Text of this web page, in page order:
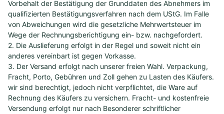
Vorbehalt der Bestätigung der Grunddaten des Abnehmers im
qualifizierten Bestätigungsverfahren nach dem UStG. Im Falle
von Abweichungen wird die gesetzliche Mehrwertsteuer im
Wege der Rechnungsberichtigung ein- bzw. nachgefordert.
2. Die Auslieferung erfolgt in der Regel und soweit nicht ein
anderes vereinbart ist gegen Vorkasse.
3. Der Versand erfolgt nach unserer freien Wahl. Verpackung,
Fracht, Porto, Gebühren und Zoll gehen zu Lasten des Käufers.
wir sind berechtigt, jedoch nicht verpflichtet, die Ware auf
Rechnung des Käufers zu versichern. Fracht- und kostenfreie
Versendung erfolgt nur nach Besonderer schriftlicher